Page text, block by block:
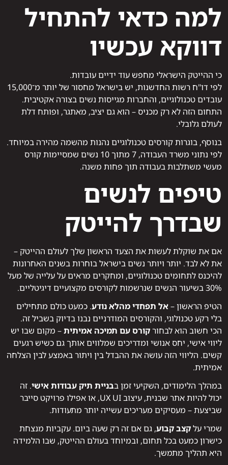
למה כדאי להתחיל
דווקא עכשיו
כי ההייטק הישראלי מחפש עוד ידיים עובדות.
לפי דו"ח רשות החדשנות, יש בישראל מחסור של יותר מ־15,000
עובדים טכנולוגיים, והחברות מגייסות נשים בצורה אקטיבית.
התחום הזה לא רק מכניס – הוא גם יציב, מאתגר, ופותח דלת
לעולם גלובלי.
בנוסף, בוגרות קורסים טכנולוגיים נהנות מהשמה מהירה במיוחד.
לפי נתוני משרד העבודה, 7 מתוך 10 נשים שמסיימות קורס
מעשי משתלבות בעבודה תוך פחות משנה.
טיפים לנשים
שבדרך להייטק
אם את שוקלת לעשות את הצעד הראשון שלך לעולם ההייטק –
את לא לבד. יותר ויותר נשים בישראל בוחרות בשנים האחרונות
להיכנס לתחומים טכנולוגיים, ומחקרים מראים על עלייה של מעל
30% בשיעור הנשים שנרשמות לקורסים מקצועיים דיגיטליים.
הטיפ הראשון –אל תפחדי מהלא נודע. כמעט כולם מתחילים
בלי רקע טכנולוגי, והקורסים המודרניים נבנו בדיוק בשביל זה.
הכי חשוב הוא לבחורקורס עם תמיכה אמיתית– מקום שבו יש
ליווי אישי, יחס אנושי ומדריכים שמלווים אותך גם כשיש רגעים
קשים. הליווי הזה עושה את ההבדל בין ויתור באמצע לבין הצלחה
אמיתית.
במהלך הלימודים, השקיעי זמן בבניית תיק עבודות אישי. זה
יכול להיות אתר שבנית, עיצוב UX UI, או אפילו פרויקט סייבר
שביצעת – מעסיקים מעריכים עשייה יותר מתעודות.
שמרי עלקצב קבוע, גם אם זה רק שעה ביום. עקביות מנצחת
כישרון כמעט בכל תחום, ובמיוחד בעולם ההייטק, שבו הלמידה
היא תהליך מתמשך.